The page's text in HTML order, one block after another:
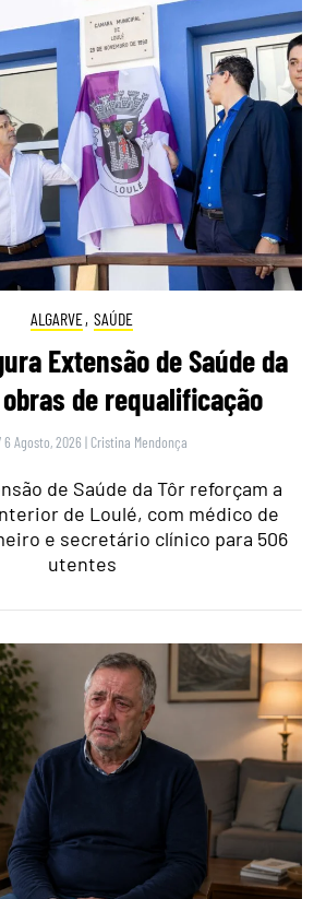
ALGARVE, SAÚDE
Extensão de Saúde da
de requalificação
6 Agosto, 2026 | Cristina Mendonça
de Saúde da Tôr reforçam a
de Loulé, com médico de
e secretário clínico para 506
utentes